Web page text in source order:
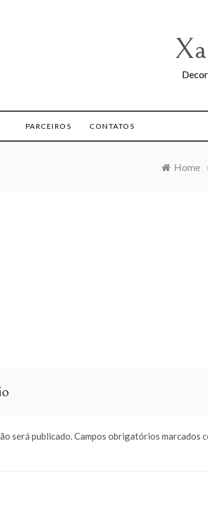
PARCEIROS CONTATOS
Home
será publicado.Campos obrigatórios marcados